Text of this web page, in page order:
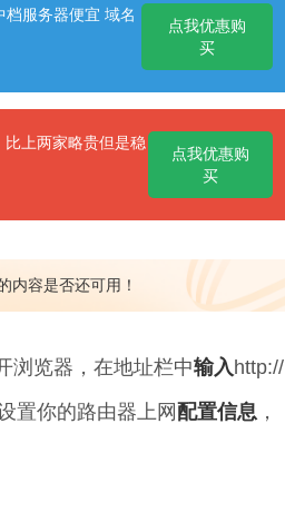
服务器便宜 域名
点我优惠购
买
上两家略贵但是稳
点我优惠购
买
内容是否还可用！
浏览器，在地址栏中输入http://
置你的路由器上网 配置信息，